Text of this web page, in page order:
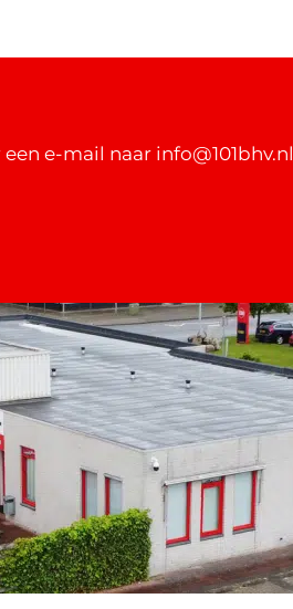
e-mail naar info@101bhv.nl